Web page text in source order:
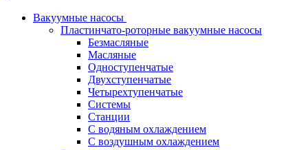
Вакуумные насосы
Пластинчато-роторные вакуумные насосы
Безмасляные
Масляные
Одноступенчатые
Двухступенчатые
Четырехтупенчатые
Системы
Станции
С водяным охлаждением
С воздушным охлаждением